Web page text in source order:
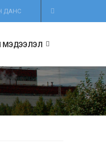
ДАНС
МЭДЭЭЛЭЛ